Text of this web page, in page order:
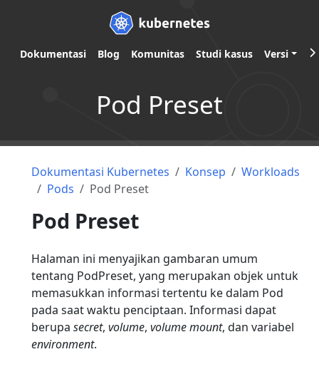
Dokumentasi Blog Komunitas Studi kasus Versi
Pod Preset
Dokumentasi Kubernetes Konsep
Workloads
Pods
Pod Preset
Pod Preset
Halaman ini menyajikan gambaran umum
tentang PodPreset, yang merupakan objek untuk
memasukkan informasi tertentu ke dalam Pod
pada saat waktu penciptaan. Informasi dapat
berupa secret, volume, volume mount, dan variabel
environment.